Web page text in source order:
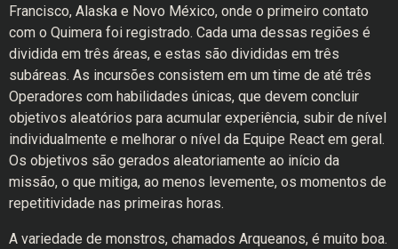
Francisco, Alaska e Novo México, onde o primeiro contato
com o Quimera foi registrado. Cada uma dessas regiões é
dividida em três áreas, e estas são divididas em três
subáreas. As incursões consistem em um time de até três
Operadores com habilidades únicas, que devem concluir
objetivos aleatórios para acumular experiência, subir de nível
individualmente e melhorar o nível da Equipe React em geral.
Os objetivos são gerados aleatoriamente ao início da
missão, o que mitiga, ao menos levemente, os momentos de
repetitividade nas primeiras horas.
A variedade de monstros, chamados Arqueanos, é muito boa.